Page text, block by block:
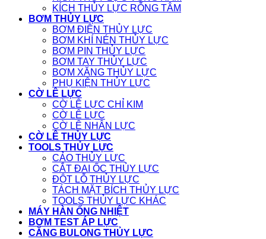
KÍCH THỦY LỰC RỖNG TÂM
BƠM THỦY LỰC
BƠM ĐIỆN THỦY LỰC
BƠM KHÍ NÉN THỦY LỰC
BƠM PIN THỦY LỰC
BƠM TAY THỦY LỰC
BƠM XĂNG THỦY LỰC
PHỤ KIỆN THỦY LỰC
CỜ LÊ LỰC
CỜ LÊ LỰC CHỈ KIM
CỜ LÊ LỰC
CỜ LÊ NHÂN LỰC
CỜ LÊ THỦY LỰC
TOOLS THỦY LỰC
CẢO THỦY LỰC
CẮT ĐAI ỐC THỦY LỰC
ĐỘT LỖ THỦY LỰC
TÁCH MẶT BÍCH THỦY LỰC
TOOLS THỦY LỰC KHÁC
MÁY HÀN ỐNG NHIỆT
BƠM TEST ÁP LỰC
CĂNG BULONG THỦY LỰC